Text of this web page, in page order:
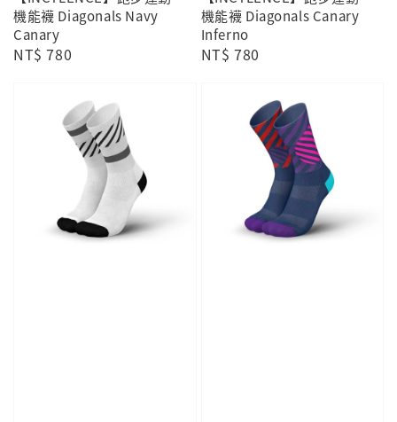
機能襪 Diagonals Navy
Canary
Regular
NT$ 780
機能襪 Diagonals Canary
Inferno
Regular
NT$ 780